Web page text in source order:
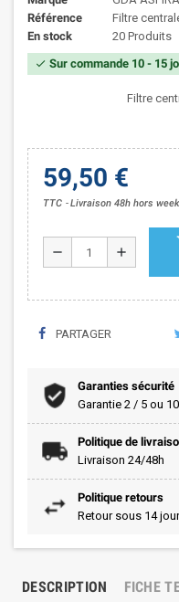
Référence
Filtre
En stock
20 Produits
check Sur commande 10 - 15
Filtre
59,50 €
TTC Livraison 48h hors
remove add
PARTAGER
Garanties sécurité
Garantie 2 / 5 ou
Politique de
Livraison 24/48h
Politique retours
Retour sous 14
DESCRIPTION FICHE